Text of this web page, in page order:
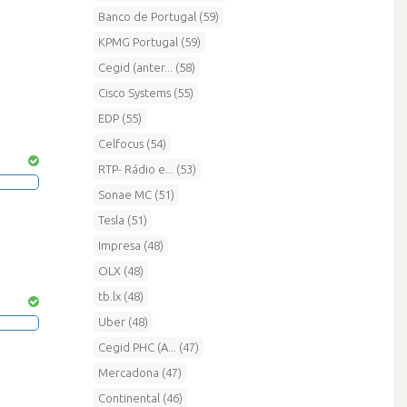
Banco de Portugal (59)
KPMG Portugal (59)
Cegid (anter... (58)
Cisco Systems (55)
EDP (55)
Celfocus (54)
RTP- Rádio e... (53)
Sonae MC (51)
Tesla (51)
Impresa (48)
OLX (48)
tb.lx (48)
Uber (48)
Cegid PHC (A... (47)
Mercadona (47)
Continental (46)